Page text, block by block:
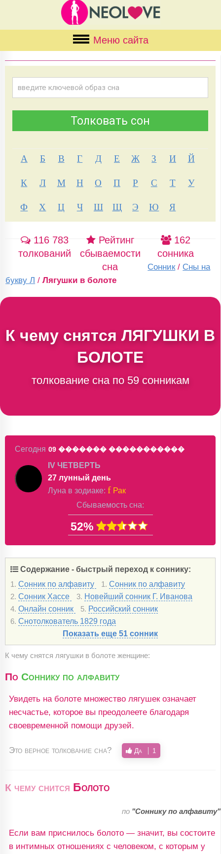
Меню сайта
А Б В Г Д Е Ж З И
Й
К
Л М Н О П Р С Т
У
Ф
Х Ц Ч Ш Щ Э Ю Я
116 783
толкований
Рейтинг
сбываемости
сна
162
сонника
Сонник / Сны на
букву Л /Лягушки в болоте
К чему снятся ЛЯГУШКИ В
БОЛОТЕ
толкование сна по 59 сонникам
Сегодня 09 ������� �����������
IV ЧЕТВЕРТЬ
27 лунный день
Луна в зодиаке: f Рак
Сбываемость сна:
52%
Содержание - быстрый переход к соннику:
1. Сонник по алфавиту 1. Сонник по алфавиту
2. Сонник Хассе 3. Новейший сонник Г. Иванова
4. Онлайн сонник 5. Российский сонник
6. Снотолкователь 1829 года
Показать еще 51 сонник
К чему снятся лягушки в болоте женщине:
По Соннику по алфавиту
Увидеть на болоте множество лягушек означает
несчастье, которое вы преодолеете благодаря
своевременной помощи друзей.
Это верное толкование сна? Да 1
К чему снится Болото
по "Соннику по алфавиту"
Если вам приснилось болото — значит, вы состоите
в интимных отношениях с человеком, с которым у